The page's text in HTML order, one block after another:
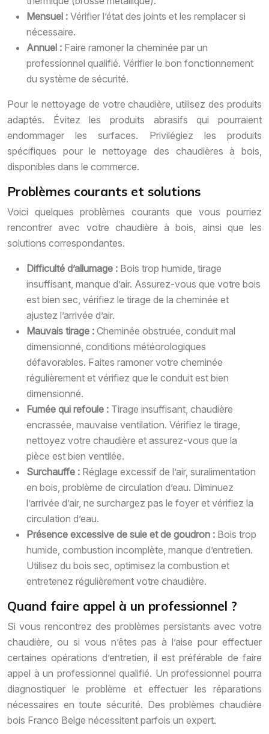
Mensuel : Vérifier l’état des joints et les remplacer si
nécessaire.
Annuel : Faire ramoner la cheminée par un
professionnel qualifié. Vérifier le bon fonctionnement
du système de sécurité.
Pour le nettoyage de votre chaudière, utilisez des produits
adaptés. Évitez les produits abrasifs qui pourraient
endommager les surfaces. Privilégiez les produits
spécifiques pour le nettoyage des chaudières à bois,
disponibles dans le commerce.
Problèmes courants et solutions
Voici quelques problèmes courants que vous pourriez
rencontrer avec votre chaudière à bois, ainsi que les
solutions correspondantes.
Difficulté d’allumage : Bois trop humide, tirage
insuffisant, manque d’air. Assurez-vous que votre bois
est bien sec, vérifiez le tirage de la cheminée et
ajustez l’arrivée d’air.
Mauvais tirage : Cheminée obstruée, conduit mal
dimensionné, conditions météorologiques
défavorables. Faites ramoner votre cheminée
régulièrement et vérifiez que le conduit est bien
dimensionné.
Fumée qui refoule : Tirage insuffisant, chaudière
encrassée, mauvaise ventilation. Vérifiez le tirage,
nettoyez votre chaudière et assurez-vous que la
pièce est bien ventilée.
Surchauffe : Réglage excessif de l’air, suralimentation
en bois, problème de circulation d’eau. Diminuez
l’arrivée d’air, ne surchargez pas le foyer et vérifiez la
circulation d’eau.
Présence excessive de suie et de goudron : Bois trop
humide, combustion incomplète, manque d’entretien.
Utilisez du bois sec, optimisez la combustion et
entretenez régulièrement votre chaudière.
Quand faire appel à un professionnel ?
Si vous rencontrez des problèmes persistants avec votre
chaudière, ou si vous n’êtes pas à l’aise pour effectuer
certaines opérations d’entretien, il est préférable de faire
appel à un professionnel qualifié. Un professionnel pourra
diagnostiquer le problème et effectuer les réparations
nécessaires en toute sécurité. Des problèmes chaudière
bois Franco Belge nécessitent parfois un expert.